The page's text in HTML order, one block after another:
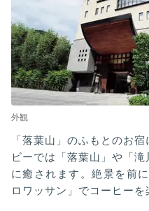
外観
「落葉山」のふもとのお
ビーでは「落葉山」や「
に癒されます。絶景を前
ロワッサン」でコーヒーを